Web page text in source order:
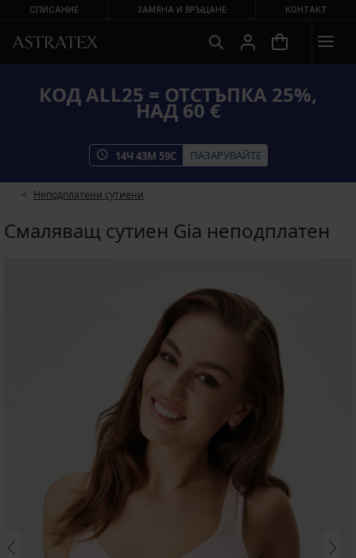
СПИСАНИЕ ЗАМЯНА И ВРЪЩАНЕ КОНТАКТ
КОД ALL25 = ОТСТЪПКА 25%,
НАД 60 €
14Ч 43М 59С ПАЗАРУВАЙТЕ
Неподплатени сутиени
Смаляващ сутиен Gia неподплатен